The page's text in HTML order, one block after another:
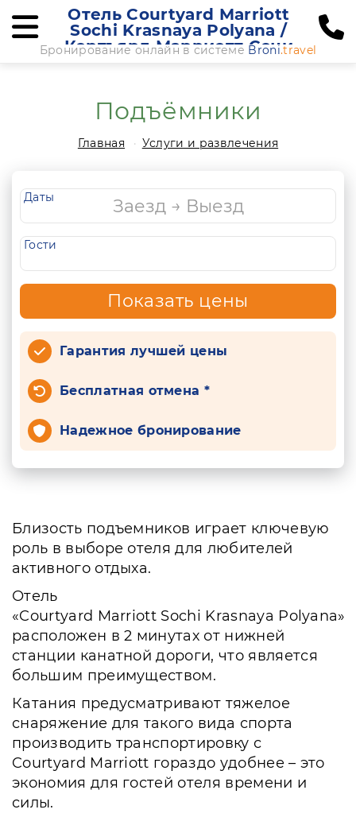
Отель Courtyard Marriott
Sochi Krasnaya Polyana /
Кортъярд Марриотт Сочи
Бронирование онлайн в системе Broni.travel
Подъёмники
Главная Услуги и развлечения
Даты
Гости
Показать цены
Гарантия лучшей цены
Бесплатная отмена *
Надежное бронирование
Близость подъемников играет ключевую
роль в выборе отеля для любителей
активного отдыха.
Отель
«Courtyard Marriott Sochi Krasnaya Polyana»
расположен в 2 минутах от нижней
станции канатной дороги, что является
большим преимуществом.
Катания предусматривают тяжелое
снаряжение для такого вида спорта
производить транспортировку с
Courtyard Marriott гораздо удобнее – это
экономия для гостей отеля времени и
силы.